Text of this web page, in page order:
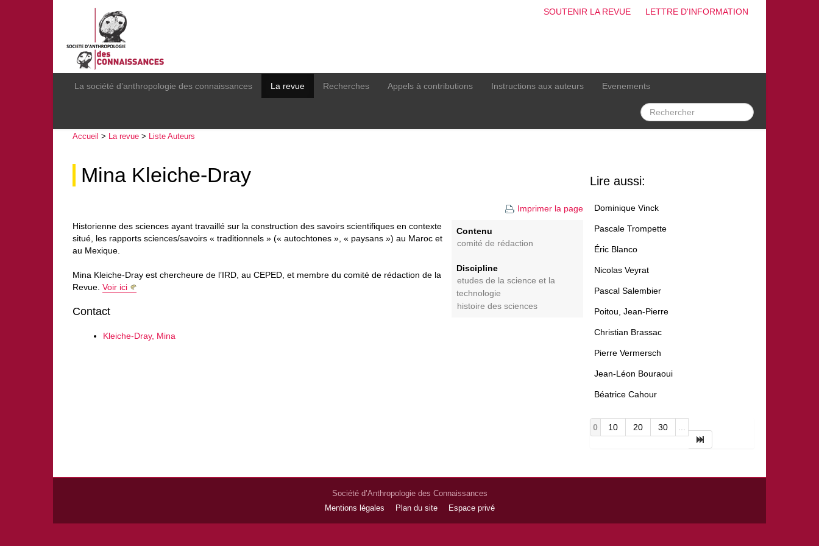
SOUTENIR LA REVUE LETTRE D'INFORMATION
La société d’anthropologie des connaissances La revue Recherches Appels à contributions Instructions aux auteurs Evenements
Accueil > La revue > Liste Auteurs
Mina Kleiche-Dray
Imprimer la page
Contenu
comité de rédaction
Discipline
etudes de la science et la
technologie
histoire des sciences
Historienne des sciences ayant travaillé sur la construction des savoirs scientifiques en contexte
situé, les rapports sciences/savoirs « traditionnels » (« autochtones », « paysans ») au Maroc et
au Mexique.
Mina Kleiche-Dray est chercheure de l’IRD, au CEPED, et membre du comité de rédaction de la
Revue. Voir ici
Contact
Kleiche-Dray, Mina
Lire aussi:
Dominique Vinck
Pascale Trompette
Éric Blanco
Nicolas Veyrat
Pascal Salembier
Poitou, Jean-Pierre
Christian Brassac
Pierre Vermersch
Jean-Léon Bouraoui
Béatrice Cahour
0 10 20 30 ...
Société d’Anthropologie des Connaissances
Mentions légales
Plan du site Espace privé